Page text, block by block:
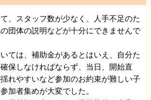
、スタッフ数が少なく、人手不足のた
団体の説明などが十分にできませんで
ては、補助金があるとはいえ、自分た
保しなければならず、当日、開始直
れやすいなど参加のお約束が難しい子
加者集めが大変でした。